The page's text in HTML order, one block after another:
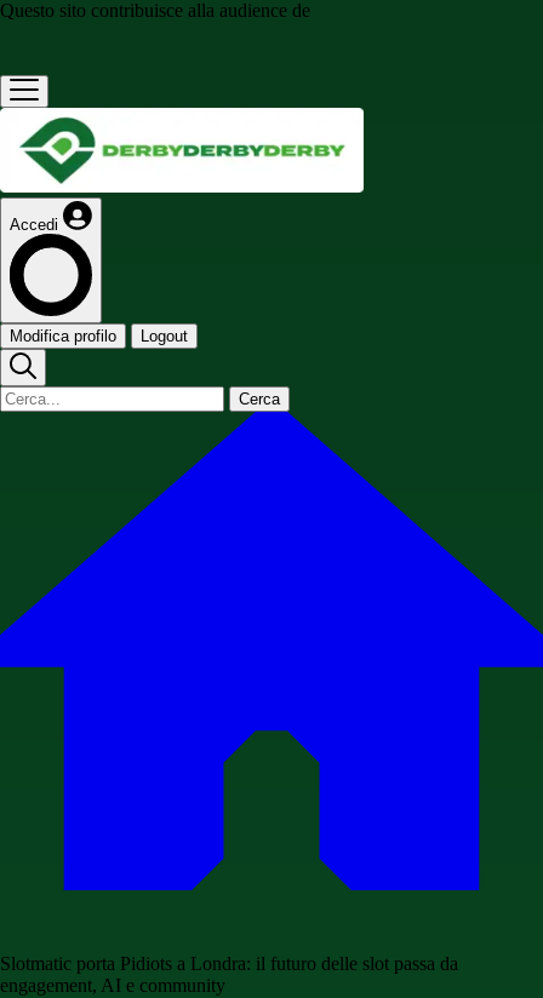
Questo sito contribuisce alla audience de
Accedi
Modifica profilo Logout
Cerca
Slotmatic porta Pidiots a Londra: il futuro delle slot passa da
engagement, AI e community